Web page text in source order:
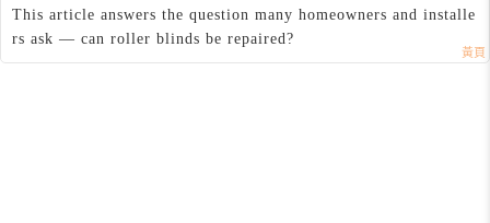
This article answers the question many homeowners and installe
rs ask — can roller blinds be repaired?